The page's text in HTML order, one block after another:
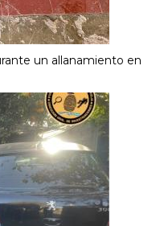
un allanamiento en